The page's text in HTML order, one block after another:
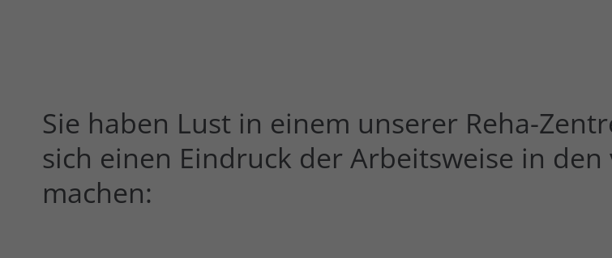
Sie haben Lust in einem unserer Reha-
sich einen Eindruck der Arbeitsweise in
machen: